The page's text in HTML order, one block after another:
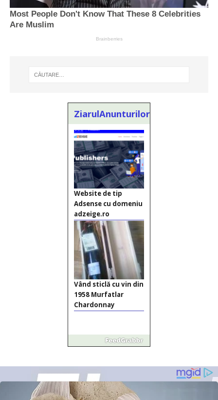
ZiarulAnunturilor.ro
Website de tip
Adsense cu domeniu
adzeige.ro
Vând sticlă cu vin din
1958 Murfatlar
Chardonnay
Împrumut si
investitii